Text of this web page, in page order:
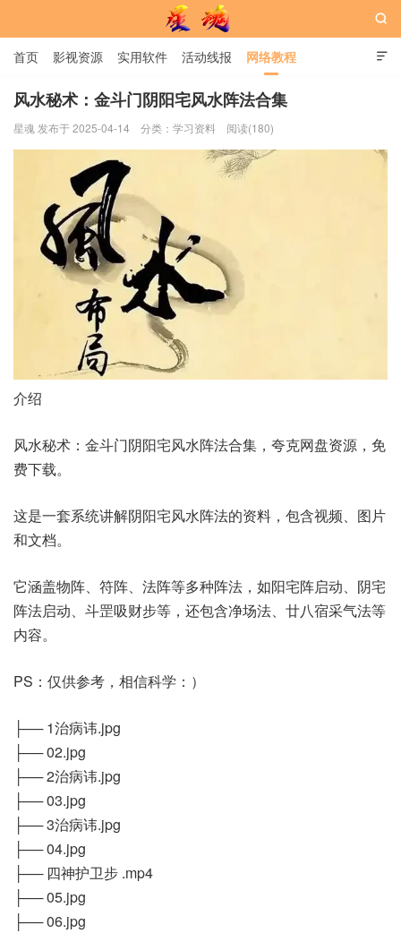
星魂网

首页 影视资源 实用软件 活动线报 网络教程
用户中心 书籍 娱乐

风水秘术：金斗门阴阳宅风水阵法合集
星魂 发布于 2025-04-14 分类： 学习资料 阅读(180)
介绍
风水秘术：金斗门阴阳宅风水阵法合集，夸克网盘资源，免
费下载。
这是一套系统讲解阴阳宅风水阵法的资料，包含视频、图片
和文档。
它涵盖物阵、符阵、法阵等多种阵法，如阳宅阵启动、阴宅
阵法启动、斗罡吸财步等，还包含净场法、廿八宿采气法等
内容。
PS：仅供参考，相信科学：）
├── 1治病讳.jpg
├── 02.jpg
├── 2治病讳.jpg
├── 03.jpg
├── 3治病讳.jpg
├── 04.jpg
├── 四神护卫步 .mp4
├── 05.jpg
├── 06.jpg